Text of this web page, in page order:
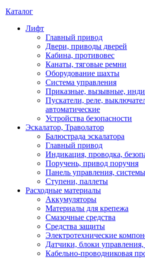
Каталог
Лифт
Главный привод
Двери, приводы дверей
Кабина, противовес
Канаты, тяговые ремни
Оборудование шахты
Система управления
Приказные, вызывные,
Пускатели, реле,
автоматические
Устройства безопасности
Эскалатор, Траволатор
Балюстрада эскалатора
Главный привод
Индикация, проводка,
Поручень, привод поручня
Панель управления,
Ступени, паллеты
Расходные материалы
Аккумуляторы
Материалы для крепежа
Смазочные средства
Средства защиты
Электротехнические
Датчики, блоки
Кабельно-проводниковая